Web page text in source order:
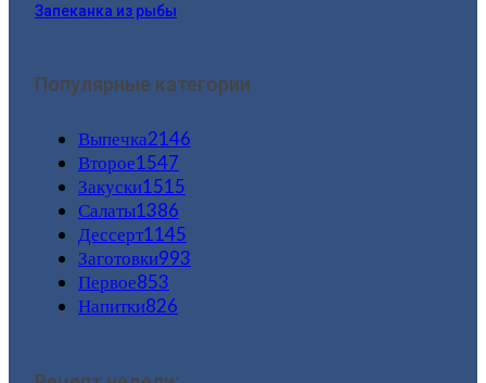
Запеканка из рыбы
Популярные категории
Выпечка2146
Второе1547
Закуски1515
Салаты1386
Дессерт1145
Заготовки993
Первое853
Напитки826